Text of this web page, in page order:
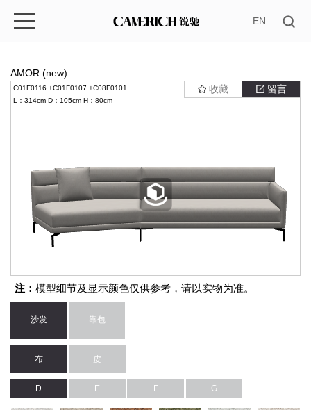
EN
AMOR (new)
C01F0116.+C01F0107.+C08F0101. 收藏 留言
L：314cm D：105cm H：80cm
注： 模型细节及显示颜色仅供参考，请以实物为准。
沙发 靠包
布 皮
D E F G